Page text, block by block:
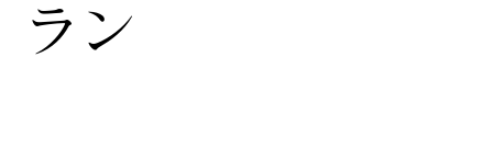
ラン